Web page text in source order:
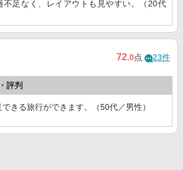
不足なく、レイアウトも見やすい。（20代
72.0点 23件
評判
きる旅行ができます。（50代／男性）